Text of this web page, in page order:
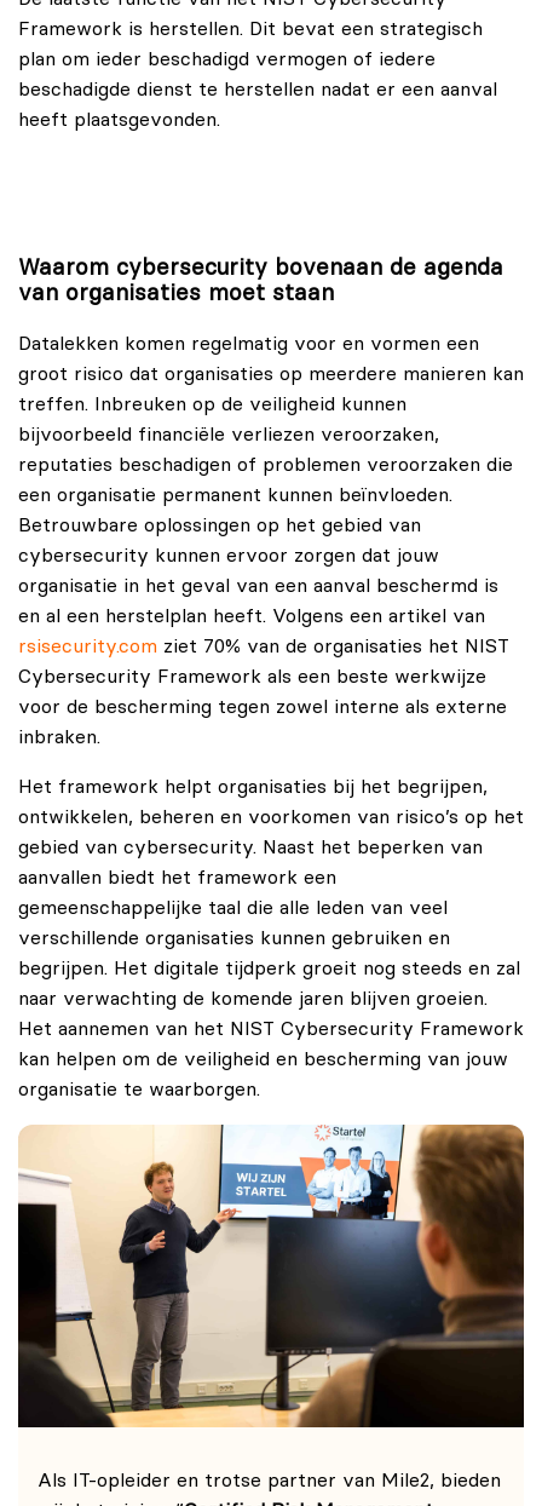
Framework is herstellen. Dit bevat een strategisch
plan om ieder beschadigd vermogen of iedere
beschadigde dienst te herstellen nadat er een aanval
heeft plaatsgevonden.
Waarom cybersecurity bovenaan de agenda
van organisaties moet staan
Datalekken komen regelmatig voor en vormen een
groot risico dat organisaties op meerdere manieren kan
treffen. Inbreuken op de veiligheid kunnen
bijvoorbeeld financiële verliezen veroorzaken,
reputaties beschadigen of problemen veroorzaken die
een organisatie permanent kunnen beïnvloeden.
Betrouwbare oplossingen op het gebied van
cybersecurity kunnen ervoor zorgen dat jouw
organisatie in het geval van een aanval beschermd is
en al een herstelplan heeft. Volgens een artikel van
rsisecurity.com ziet 70% van de organisaties het NIST
Cybersecurity Framework als een beste werkwijze
voor de bescherming tegen zowel interne als externe
inbraken.
Het framework helpt organisaties bij het begrijpen,
ontwikkelen, beheren en voorkomen van risico’s op het
gebied van cybersecurity. Naast het beperken van
aanvallen biedt het framework een
gemeenschappelijke taal die alle leden van veel
verschillende organisaties kunnen gebruiken en
begrijpen. Het digitale tijdperk groeit nog steeds en zal
naar verwachting de komende jaren blijven groeien.
Het aannemen van het NIST Cybersecurity Framework
kan helpen om de veiligheid en bescherming van jouw
organisatie te waarborgen.
Als IT-opleider en trotse partner van Mile2, bieden